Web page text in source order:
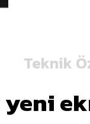
Teknik